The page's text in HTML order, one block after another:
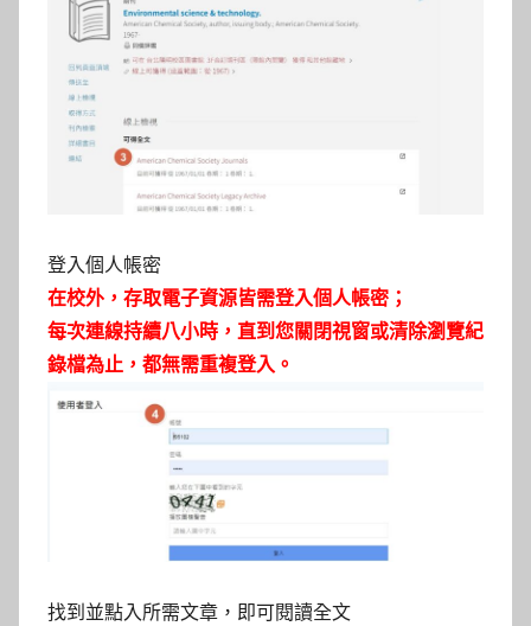
登入個人帳密
在校外， 存取電子資源皆需登入個人帳密；
每次連線持續八小時，直到您關閉視窗或清除瀏覽紀
錄檔為止，都無需重複登入。
找到並點入所需文章，即可閱讀全文